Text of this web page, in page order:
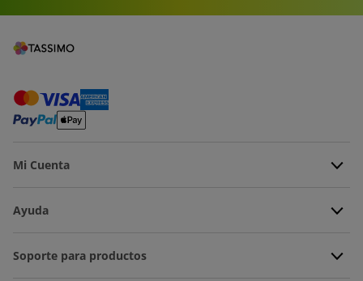
Mi Cuenta
Ayuda
Soporte para productos